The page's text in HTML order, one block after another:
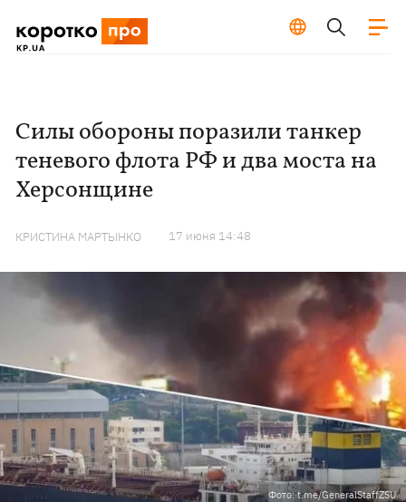
Силы обороны поразили танкер
теневого флота РФ и два моста на
Херсонщине
КРИСТИНА МАРТЫНКО 17 июня 14:48
Фото: t.me/GeneralStaffZSU